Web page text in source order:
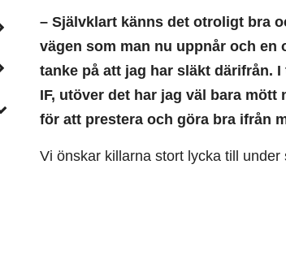
– Självklart känns det otroligt bra
vägen som man nu uppnår och
tanke på att jag har släkt därifrån.
IF, utöver det har jag väl bara
för att prestera och göra bra ifrån
Vi önskar killarna stort lycka till